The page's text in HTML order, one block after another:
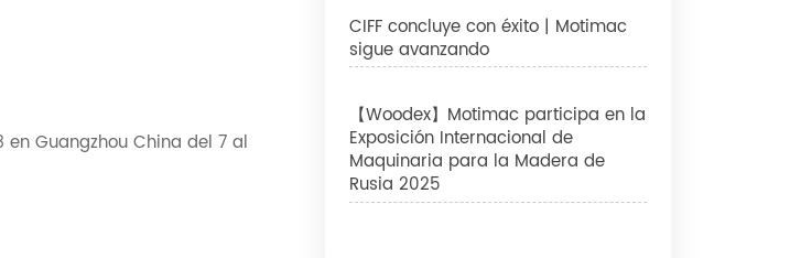
en Guangzhou China del 7 al
CIFF concluye con éxito | Motimac
sigue avanzando
【Woodex】Motimac participa en la
Exposición Internacional de
Maquinaria para la Madera de
Rusia 2025